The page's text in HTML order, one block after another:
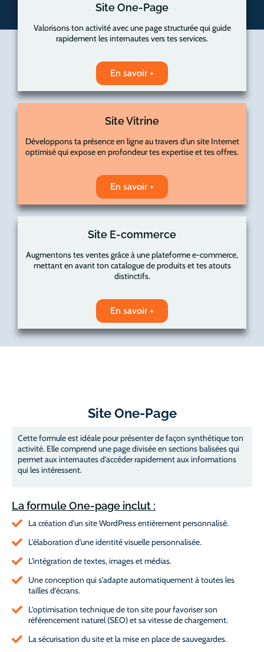
Site One-Page
Valorisons ton activité avec une page structurée qui guide
rapidement les internautes vers tes services.
En savoir +
Site Vitrine
Développons ta présence en ligne au travers d’un site Internet
optimisé qui expose en profondeur tes expertise et tes offres.
En savoir +
Site E-commerce
Augmentons tes ventes grâce à une plateforme e-commerce,
mettant en avant ton catalogue de produits et tes atouts
distinctifs.
En savoir +
Site One-Page
Cette formule est idéale pour présenter de façon synthétique ton
activité. Elle comprend une page divisée en sections balisées qui
permet aux internautes d’accéder rapidement aux informations
qui les intéressent.
La formule One-page inclut :
La création d’un site WordPress entièrement personnalisé.
L'élaboration d'une identité visuelle personnalisée.
L'intégration de textes, images et médias.
Une conception qui s'adapte automatiquement à toutes les
tailles d’écrans.
L’optimisation technique de ton site pour favoriser son
référencement naturel (SEO) et sa vitesse de chargement.
La sécurisation du site et la mise en place de sauvegardes.